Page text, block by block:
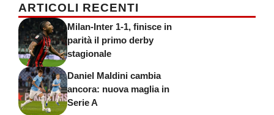
ARTICOLI RECENTI
Milan-Inter 1-1, finisce in
parità il primo derby
stagionale
Daniel Maldini cambia
ancora: nuova maglia in
Serie A